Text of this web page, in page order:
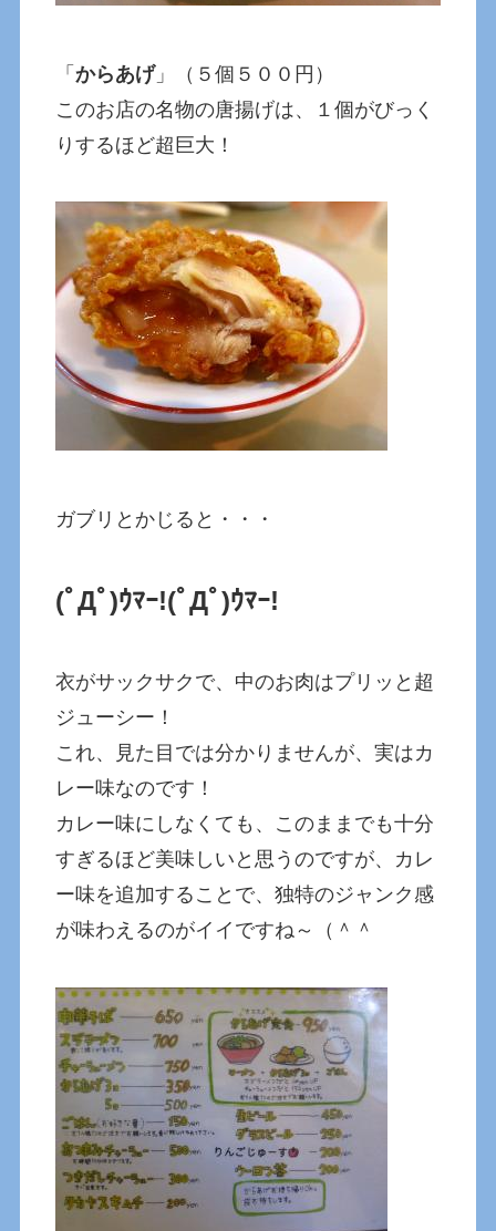
「からあげ」（５個５００円）
このお店の名物の唐揚げは、１個がびっく
りするほど超巨大！
ガブリとかじると・・・
(ﾟДﾟ)ｳﾏｰ!(ﾟДﾟ)ｳﾏｰ!
衣がサックサクで、中のお肉はプリッと超
ジューシー！
これ、見た目では分かりませんが、実はカ
レー味なのです！
カレー味にしなくても、このままでも十分
すぎるほど美味しいと思うのですが、カレ
ー味を追加することで、独特のジャンク感
が味わえるのがイイですね～（＾＾